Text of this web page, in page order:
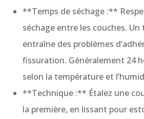
**Temps de séchage :**
séchage entre les couches.
entraîne des problèmes
fissuration. Généralement 24
selon la température et
**Technique :** Étalez une
la première, en lissant pour